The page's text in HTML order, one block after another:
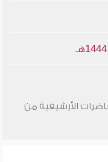
الأرشيفية من